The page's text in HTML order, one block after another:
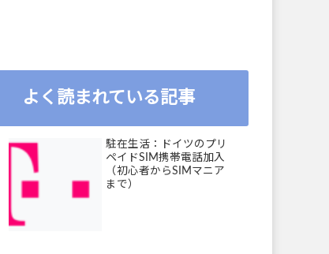
よく読まれている記事
駐在生活：ドイツのプリ
ペイドSIM携帯電話加入
（初心者からSIMマニア
まで）